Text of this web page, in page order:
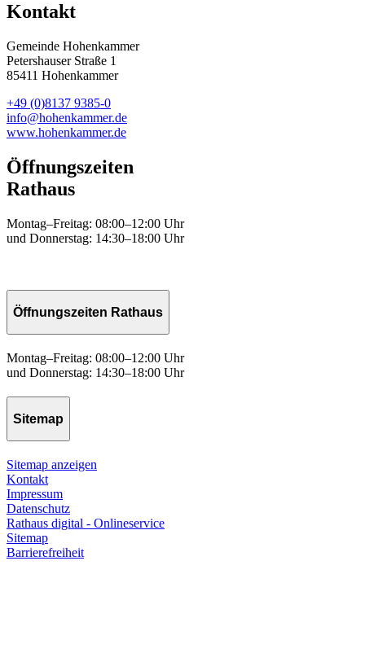
Kontakt
Gemeinde Hohenkammer
Petershauser Straße 1
85411 Hohenkammer
+49 (0)8137 9385-0
info@hohenkammer.de
www.hohenkammer.de
Öffnungszeiten
Rathaus
Montag–Freitag: 08:00–12:00 Uhr
und Donnerstag: 14:30–18:00 Uhr
Öffnungszeiten Rathaus
Montag–Freitag: 08:00–12:00 Uhr
und Donnerstag: 14:30–18:00 Uhr
Sitemap
Sitemap anzeigen
Kontakt
Impressum
Datenschutz
Rathaus digital - Onlineservice
Sitemap
Barrierefreiheit